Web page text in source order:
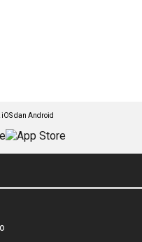
dan Android